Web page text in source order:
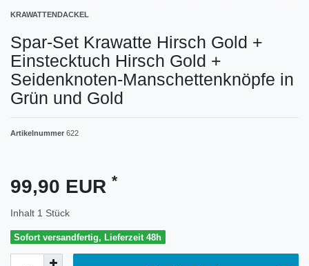
KRAWATTENDACKEL
Spar-Set Krawatte Hirsch Gold +
Einstecktuch Hirsch Gold +
Seidenknoten-Manschettenknöpfe in
Grün und Gold
Artikelnummer 622
99,90 EUR *
Inhalt 1 Stück
Sofort versandfertig, Lieferzeit 48h